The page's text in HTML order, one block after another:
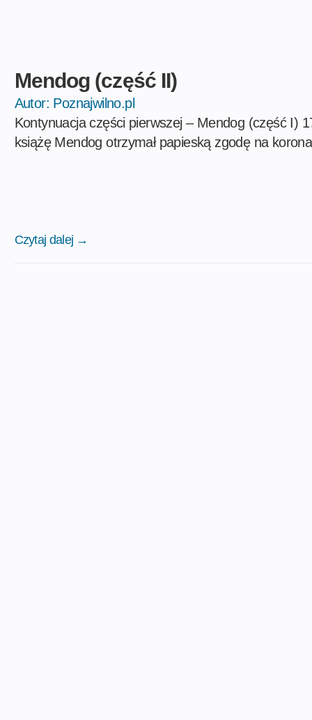
Mendog (część II)
Autor: Poznajwilno.pl
Kontynuacja części pierwszej – Mendog (część I)
książę Mendog otrzymał papieską zgodę na
Czytaj dalej →